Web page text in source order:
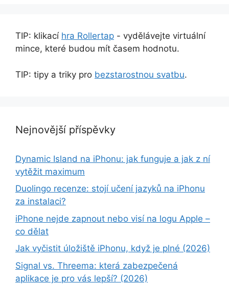
TIP: klikací hra Rollertap - vydělávejte virtuální
mince, které budou mít časem hodnotu.
TIP: tipy a triky pro bezstarostnou svatbu.
Nejnovější příspěvky
Dynamic Island na iPhonu: jak funguje a jak z ní
vytěžit maximum
Duolingo recenze: stojí učení jazyků na iPhonu
za instalaci?
iPhone nejde zapnout nebo visí na logu Apple –
co dělat
Jak vyčistit úložiště iPhonu, když je plné (2026)
Signal vs. Threema: která zabezpečená
aplikace je pro vás lepší? (2026)